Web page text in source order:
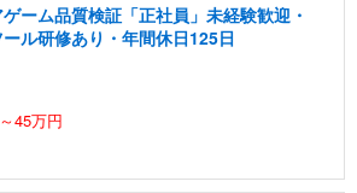
ーム品質検証「正社員」未経験歓迎・
ル研修あり・年間休日125日
45万円